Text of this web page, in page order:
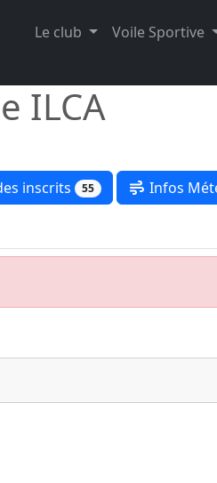
Le club Voile Sportive
ILCA
inscrits 55 Infos